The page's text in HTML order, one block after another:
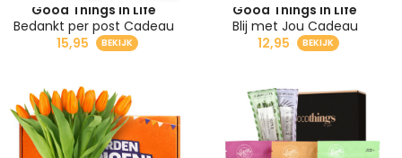
Good Things in Life
Bedankt per post Cadeau
15,95
Good Things in Life
Blij met Jou Cadeau
12,95